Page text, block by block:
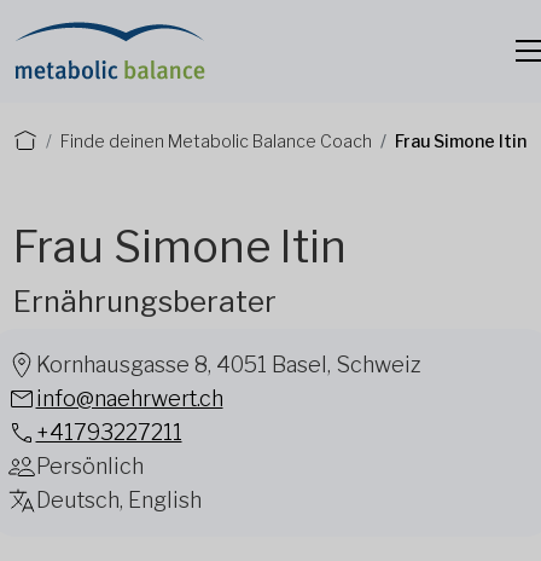
Finde deinen Metabolic Balance Coach Frau Simone Itin
Frau Simone Itin
Ernährungsberater
Kornhausgasse 8, 4051 Basel, Schweiz
info@naehrwert.ch
+41793227211
Persönlich
Deutsch, English